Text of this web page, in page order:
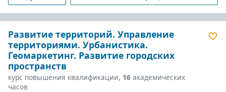
Развитие территорий. Управление
территориями. Урбанистика.
Геомаркетинг. Развитие городских
пространств
курс повышения квалификации, 16 академических
часов